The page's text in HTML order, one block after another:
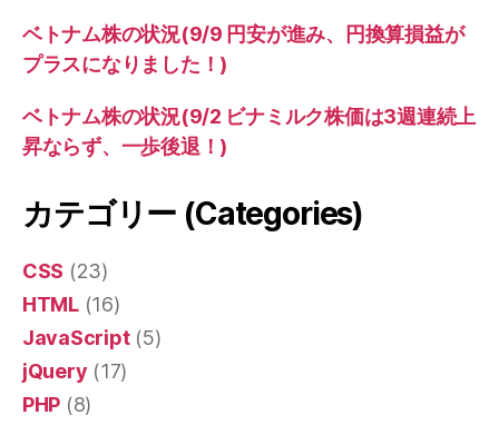
ベトナム株の状況(9/9 円安が進み、円換算損益が
プラスになりました！)
ベトナム株の状況(9/2 ビナミルク株価は3週連続上
昇ならず、一歩後退！)
カテゴリー (Categories)
CSS (23)
HTML(16)
JavaScript(5)
jQuery (17)
PHP (8)